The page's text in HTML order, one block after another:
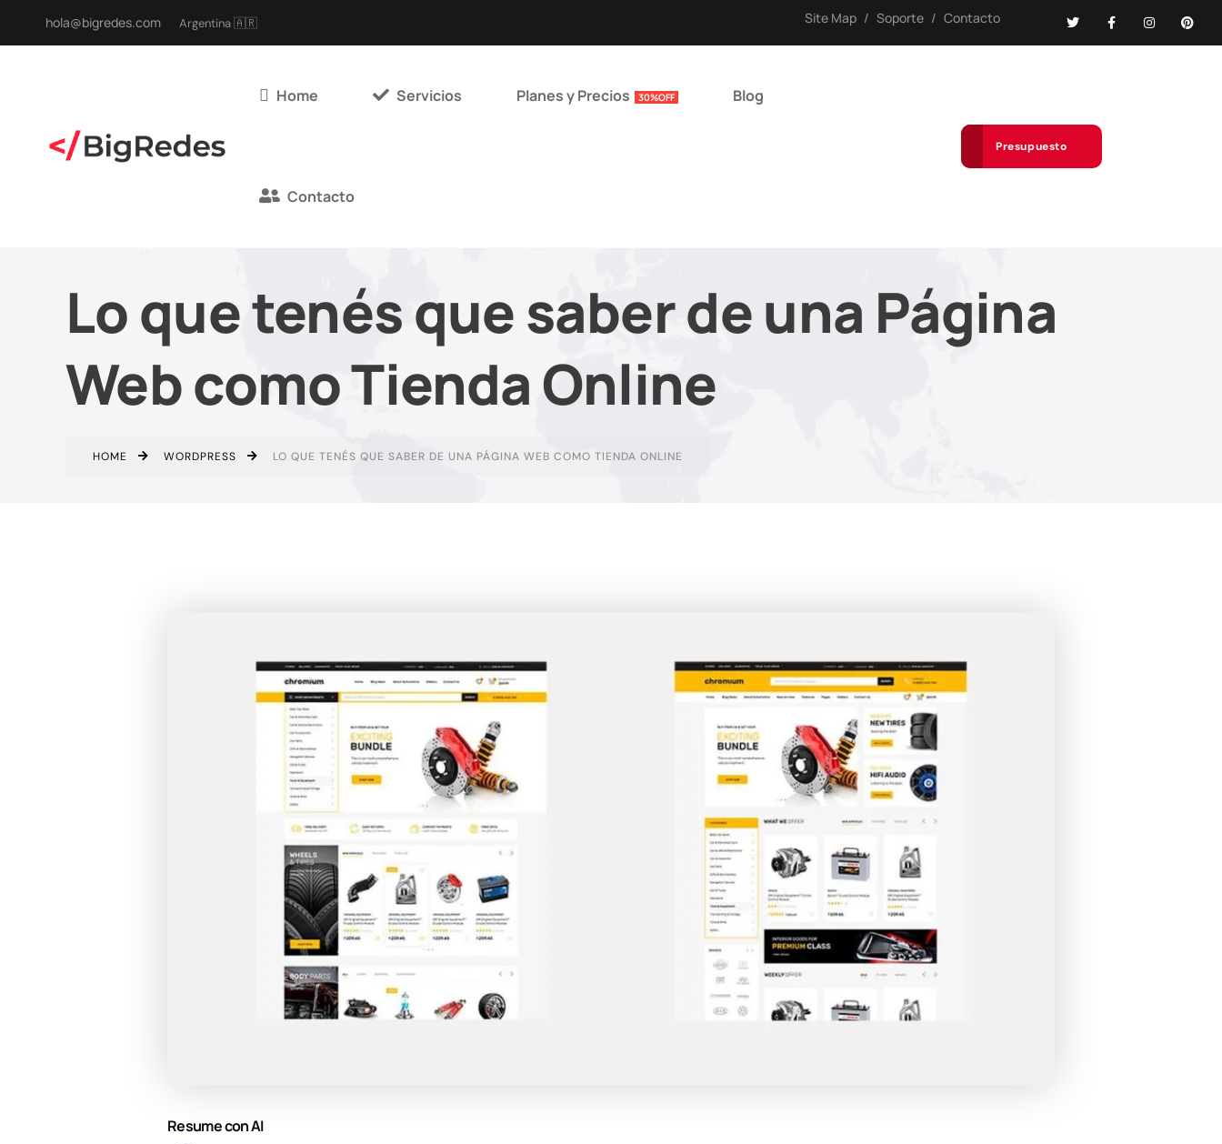
hola@bigredes.com Argentina 🇦🇷 Site Map / Soporte / Contacto
Home Servicios Planes y Precios 30%OFF Blog
Contacto
Presupuesto
Lo que tenés que saber de una Página
Web como Tienda Online
HOME WORDPRESS LO QUE TENÉS QUE SABER DE UNA PÁGINA WEB COMO TIENDA ONLINE
Resume con AI